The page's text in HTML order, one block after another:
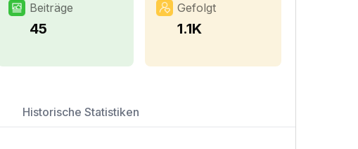
Beiträge
45
Gefolgt
1.1K
Historische Statistiken